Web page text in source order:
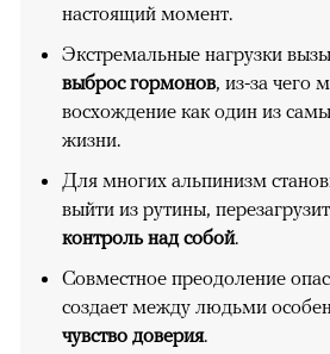
настоящий момент.
Экстремальные нагрузки
выброс гормонов, из-за чего
восхождение как один из
жизни.
Для многих альпинизм
выйти из рутины,
контроль над собой.
Совместное преодоление
создает между людьми
чувство доверия.